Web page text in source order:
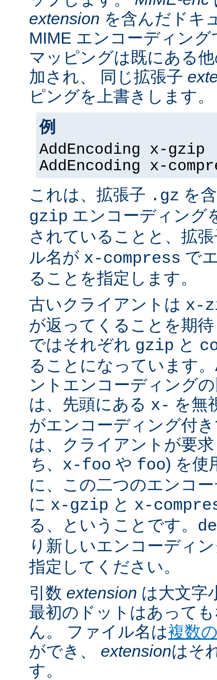
extension を含んだドキ
MIME エンコーディン
マッピングは既にある
加され、 同じ拡張子
ピングを上書きします。
例
AddEncoding x-gzip
AddEncoding x-
これは、拡張子 .gz を
gzip エンコーディング
されていることと、拡
ル名が x-compress で
ることを指定します。
古いクライアントは x-
が返ってくることを期
ではそれぞれ gzip と
ることになっています
ントエンコーディング
は、先頭にある x- を無
がエンコーディング付
は、クライアントが要
ち、 x-foo や foo) を使
に、この二つのエンコ
に x-gzip と x-
る、ということです。
り新しいエンコーディ
指定してください。
引数 extension は大文字
最初のドットはあって
ん。 ファイル名は複数
ができ、 extensionはそ
す。